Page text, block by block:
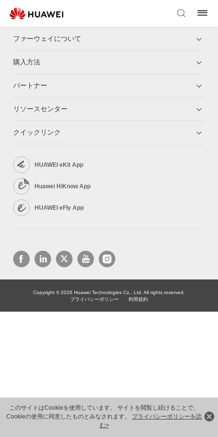
このサイトはCookieを使用しています。 サイトを閲覧し続けることで、
Cookieの使用に同意したものとみなされます。 プライバシーポリシーを読
む>
ファーウェイについて
購入方法
パートナー
リソースセンター
クイックリンク
HUAWEI eKit App
Huawei HiKnow App
HUAWEI eFly App
Copyright © 2026 Huawei Technologies Co., Ltd. All rights reserved.
プライバシーポリシー
利用規約